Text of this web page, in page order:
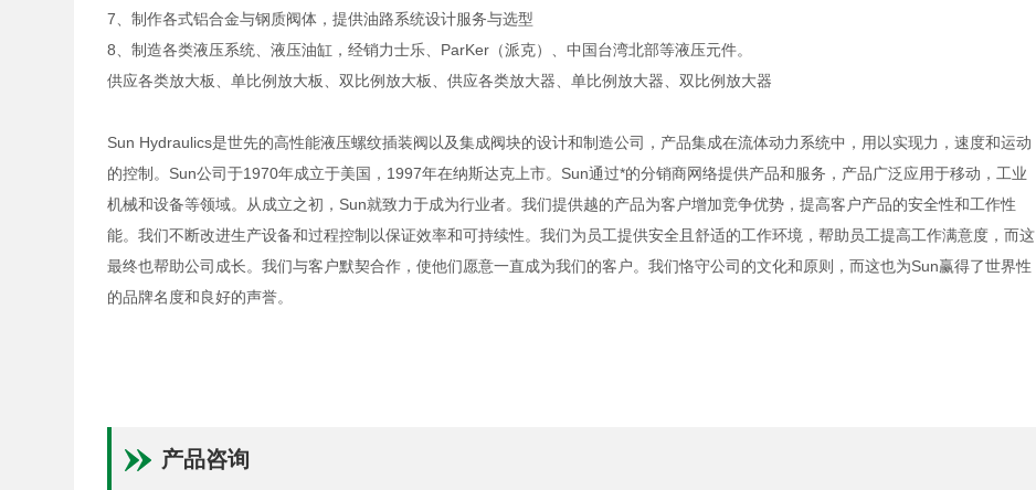
7、制作各式铝合金与钢质阀体，提供油路系统设计服务与选型
8、制造各类液压系统、液压油缸，经销力士乐、ParKer（派克）、中国台湾北部等液压元件。
供应各类放大板、单比例放大板、双比例放大板、供应各类放大器、单比例放大器、双比例放大器
Sun Hydraulics是世先的高性能液压螺纹插装阀以及集成阀块的设计和制造公司，产品集成在流体动力系统中，用以实现力，速度和运动
的控制。Sun公司于1970年成立于美国，1997年在纳斯达克上市。Sun通过*的分销商网络提供产品和服务，产品广泛应用于移动，工业
机械和设备等领域。从成立之初，Sun就致力于成为行业者。我们提供越的产品为客户增加竞争优势，提高客户产品的安全性和工作性
能。我们不断改进生产设备和过程控制以保证效率和可持续性。我们为员工提供安全且舒适的工作环境，帮助员工提高工作满意度，而这
最终也帮助公司成长。我们与客户默契合作，使他们愿意一直成为我们的客户。我们恪守公司的文化和原则，而这也为Sun赢得了世界性
的品牌名度和良好的声誉。
产品咨询